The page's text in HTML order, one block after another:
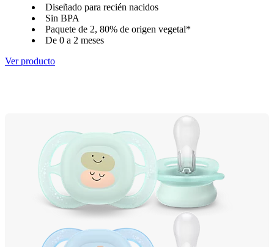
Diseñado para recién nacidos
Sin BPA
Paquete de 2, 80% de origen vegetal*
De 0 a 2 meses
Ver producto